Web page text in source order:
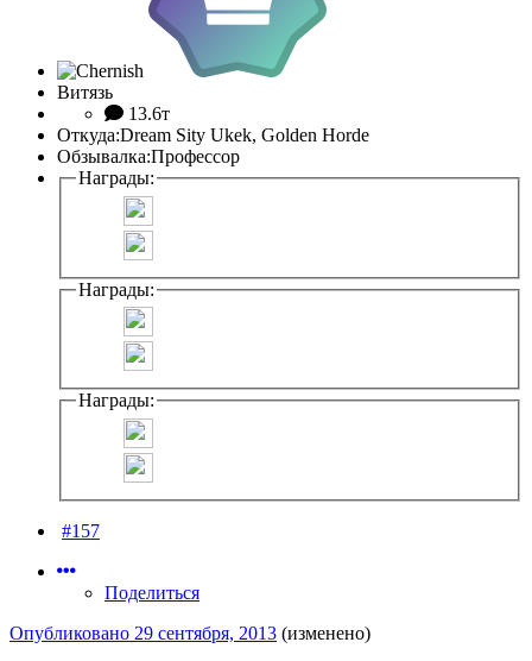
Витязь
13.6т
Откуда:Dream Sity Ukek, Golden Horde
Обзывалка:Профессор
Награды:
Награды:
Награды:
#157
Поделиться
Опубликовано 29 сентября, 2013 (изменено)